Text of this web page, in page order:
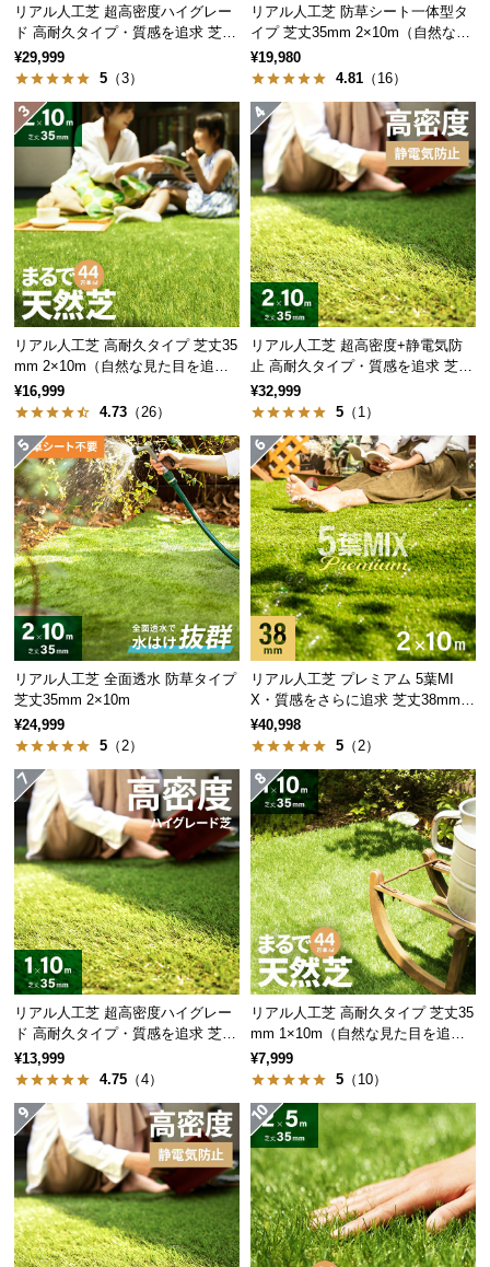
ル
に
つ
い
て
証
に
つ
い
て
会
員
規
約
に
つ
い
て
お
客
サ
ポ
ー
ト
お
知
ら
せ
ブ
ロ
企
業
情
報
リアル人工芝 超高密度ハイグレー
ド 高耐久タイプ・質感を追求 芝丈
35mm 2×10m
¥29,999
5 （3）
リアル人工芝 防草シート一体型タ
イプ 芝丈35mm 2×10m（自然な見
た目追求・U字ピン付）
¥19,980
4.81 （16）
リアル人工芝 高耐久タイプ 芝丈35
mm 2×10m（自然な見た目を追
求・U字ピン付属）
¥16,999
4.73 （26）
リアル人工芝 超高密度+静電気防
止 高耐久タイプ・質感を追求 芝丈
35mm 2×10m
¥32,999
5 （1）
リアル人工芝 全面透水 防草タイプ
芝丈35mm 2×10m
¥24,999
5 （2）
リアル人工芝 プレミアム 5葉MI
X・質感をさらに追求 芝丈38mm 2
×10m
¥40,998
5 （2）
リアル人工芝 超高密度ハイグレー
ド 高耐久タイプ・質感を追求 芝丈
35mm 1×10m
¥13,999
4.75 （4）
リアル人工芝 高耐久タイプ 芝丈35
mm 1×10m（自然な見た目を追
求・U字ピン付属）
¥7,999
5 （10）